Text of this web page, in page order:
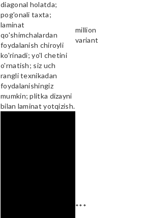
diagonal holatda;
pog'onali taxta;
laminat
qo'shimchalardan
foydalanish chiroyli
ko'rinadi; yo'l chetini
o'rnatish; siz uch
rangli texnikadan
foydalanishingiz
mumkin; plitka dizayni
bilan laminat yotqizish.
million
variant
***